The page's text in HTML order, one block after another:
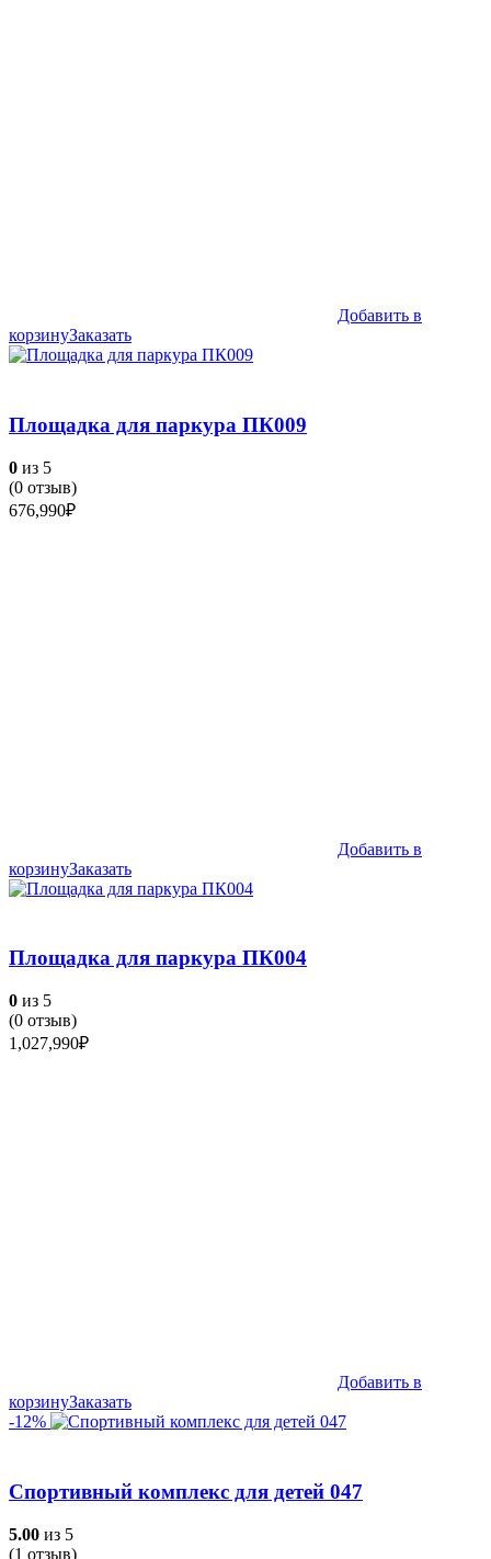
Добавить в
корзинуЗаказать
Площадка для паркура ПК009
0 из 5
(0 отзыв)
676,990₽
Добавить в
корзинуЗаказать
Площадка для паркура ПК004
0 из 5
(0 отзыв)
1,027,990₽
Добавить в
корзинуЗаказать
-12%
Спортивный комплекс для детей 047
5.00 из 5
(1 отзыв)